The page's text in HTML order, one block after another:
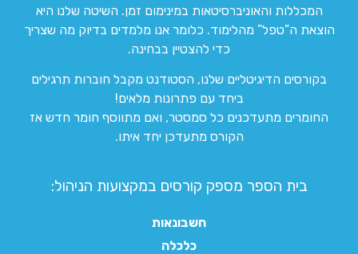
המכללות והאוניברסיטאות במינימום זמן. השיטה שלנו היא
הוצאת ה”טפל” מהלימוד. כלומר אנו מלמדים בדיוק מה שצריך
כדי להצטיין בבחינה.
בקורסים הדיגיטליים שלנו, הסטודנט מקבל חוברות תרגילים
ביחד עם פתרונות מלאים!
החומרים מתעדכנים כל סמסטר, ואם מתווסף חומר חדש אז
הקורס מתעדכן יחד איתו.
בית הספר מספק קורסים במקצועות הניהול:
חשבונאות
כלכלה